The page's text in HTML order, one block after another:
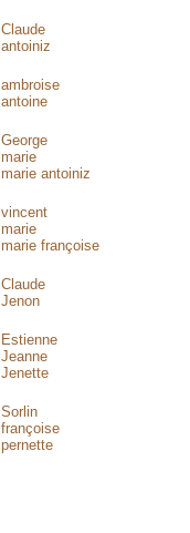
Claude
antoiniz
ambroise
antoine
George
marie
marie antoiniz
vincent
marie
marie françoise
Claude
Jenon
Estienne
Jeanne
Jenette
Sorlin
françoise
pernette